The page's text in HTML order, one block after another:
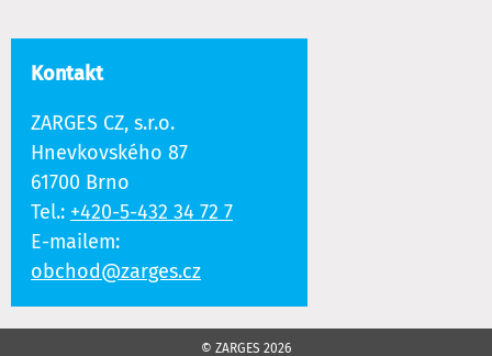
Kontakt
ZARGES CZ, s.r.o.
Hnevkovského 87
61700 Brno
Tel.: +420-5-432 34 72 7
E-mailem:
obchod@zarges.cz
© ZARGES 2026